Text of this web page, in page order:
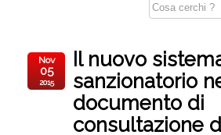
Il nuovo
sanzionatorio
documento di
consultazione
Nov
05
2015